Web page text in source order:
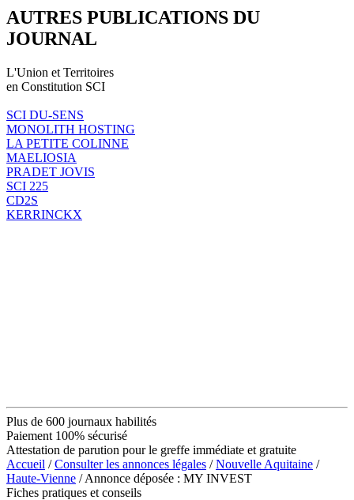
AUTRES PUBLICATIONS DU
JOURNAL
L'Union et Territoires
en Constitution SCI
SCI DU-SENS
MONOLITH HOSTING
LA PETITE COLINNE
MAELIOSIA
PRADET JOVIS
SCI 225
CD2S
KERRINCKX
Plus de 600 journaux habilités
Paiement 100% sécurisé
Attestation de parution pour le greffe immédiate et gratuite
Accueil /Consulter les annonces légales /Nouvelle Aquitaine /
Haute-Vienne / Annonce déposée : MY INVEST
Fiches pratiques et conseils